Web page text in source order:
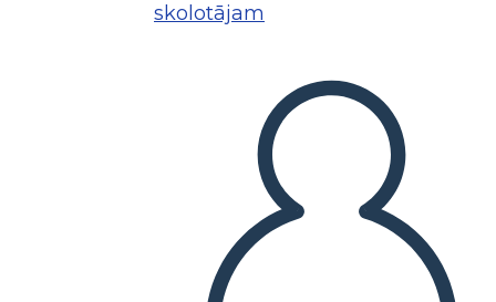
skolotājam